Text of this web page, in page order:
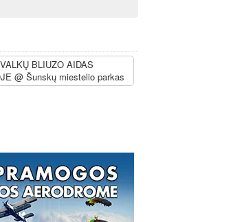
BLIUZO AIDAS
@ Šunskų miestelio parkas